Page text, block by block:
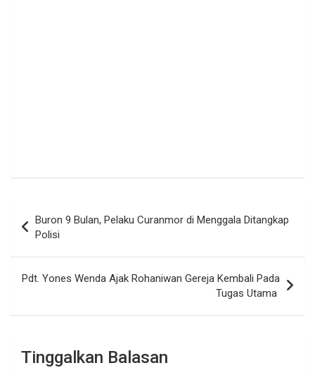
pos
Buron 9 Bulan, Pelaku Curanmor di Menggala Ditangkap
Polisi
Pdt. Yones Wenda Ajak Rohaniwan Gereja Kembali Pada
Tugas Utama
Tinggalkan Balasan